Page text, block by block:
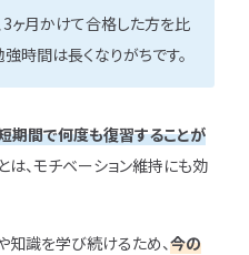
3ヶ月かけて合格した方を比
時間は長くなりがちです。
期間で何度も復習することが
は、モチベーション維持にも効
知識を学び続けるため、今の